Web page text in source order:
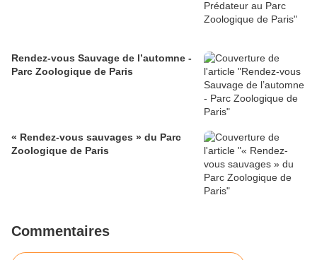
Rendez-vous Sauvage de l’automne -
Parc Zoologique de Paris
« Rendez-vous sauvages » du Parc
Zoologique de Paris
Commentaires